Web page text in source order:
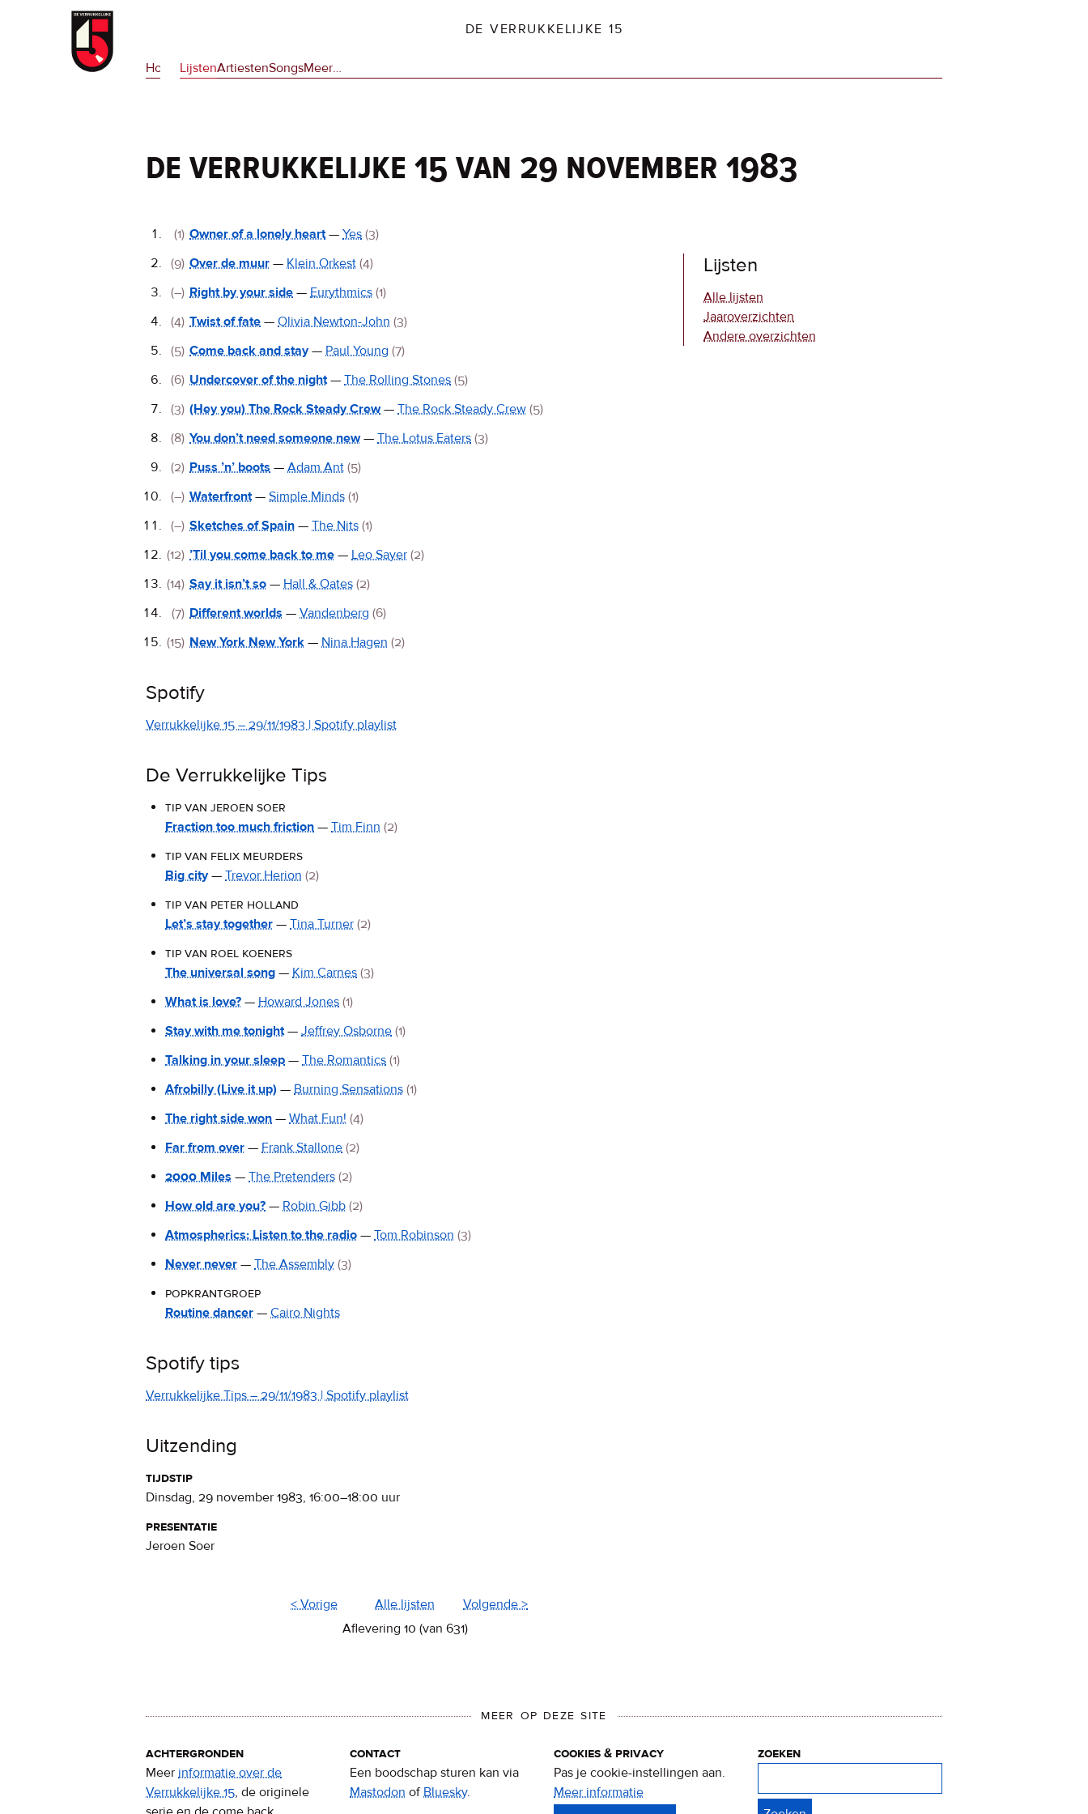
Overslaan
naar
DE VERRUKKELIJKE 15
Hoofdnavigatie
Home LijstenArtiestenSongsMeerop
nporadio2.nl
…
de verrukkelijke 15 van 29 november 1983
De
Verrukkelijke
15
(1) Owner of a lonely heart— Yes (3)
(9) Over de muur — Klein Orkest (4)
(–) Right by your side — Eurythmics (1)
(4) Twist of fate — Olivia Newton-John (3)
(5) Come back and stay— Paul Young (7)
(6) Undercover of the night— The Rolling Stones (5)
(3) (Hey you) The Rock Steady Crew— The Rock Steady Crew (5)
(8) You don’t need someone new— The Lotus Eaters (3)
(2) Puss ’n’ boots — Adam Ant (5)
(–) Waterfront— Simple Minds (1)
(–) Sketches of Spain — The Nits (1)
(12) ’Til you come back to me — Leo Sayer (2)
(14) Say it isn’t so — Hall & Oates (2)
(7) Different worlds — Vandenberg (6)
(15) New York New York — Nina Hagen (2)
Spotify
Verrukkelijke 15 – 29/11/1983 | Spotify playlist
De Verrukkelijke Tips
tip van jeroen soer
Fraction too much friction — Tim Finn (2)
tip van felix meurders
Big city— Trevor Herion (2)
tip van peter holland
Let’s stay together — Tina Turner (2)
tip van roel koeners
The universal song — Kim Carnes (3)
What is love? — Howard Jones (1)
Stay with me tonight— Jeffrey Osborne (1)
Talking in your sleep — The Romantics (1)
Afrobilly (Live it up) — Burning Sensations (1)
The right side won — What Fun! (4)
Far from over — Frank Stallone (2)
2000 Miles — The Pretenders (2)
How old are you? — Robin Gibb (2)
Atmospherics: Listen to the radio — Tom Robinson (3)
Never never — The Assembly (3)
popkrantgroep
Routine dancer — Cairo Nights
Spotify tips
Verrukkelijke Tips – 29/11/1983 | Spotify playlist
Uitzending
tijdstip
dinsdag, 29 november 1983, 16:00–18:00 uur
presentatie
Jeroen Soer
< Vorige Alle lijsten
Volgende >
Aflevering 10 (van 631)
Lijsten
Alle lijsten
Jaaroverzichten
Andere overzichten
MEER OP DEZE SITE
achtergronden
Meer informatie over de
Verrukkelijke 15, de originele
contact
Een boodschap sturen kan via
Mastodon ofBluesky.
cookies & privacy
Pas je cookie-instellingen aan.
Meer informatie
zoeken